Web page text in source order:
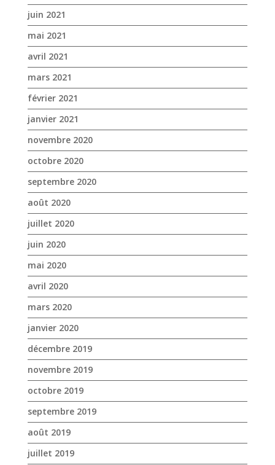
juin 2021
mai 2021
avril 2021
mars 2021
février 2021
janvier 2021
novembre 2020
octobre 2020
septembre 2020
août 2020
juillet 2020
juin 2020
mai 2020
avril 2020
mars 2020
janvier 2020
décembre 2019
novembre 2019
octobre 2019
septembre 2019
août 2019
juillet 2019